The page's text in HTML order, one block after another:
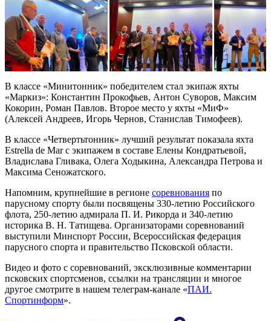
В классе «Минитонник» победителем стал экипаж яхты
«Маркиз»: Константин Прокофьев, Антон Суворов, Максим
Кокорин, Роман Павлов. Второе место у яхты «МиФ»
(Алексей Андреев, Игорь Чернов, Станислав Тимофеев).
В классе «Четвертьтонник» лучший результат показала яхта
Estrella de Mar с экипажем в составе Елены Кондратьевой,
Владислава Гливака, Олега Ходыкина, Александра Петрова и
Максима Сеножатского.
Напомним, крупнейшие в регионе соревнования по
парусному спорту были посвящены 330-летию Российского
флота, 250-летию адмирала П. И. Рикорда и 340-летию
историка В. Н. Татищева. Организаторами соревнований
выступили Минспорт России, Всероссийская федерация
парусного спорта и правительство Псковской области.
Видео и фото с соревнований, эксклюзивные комментарии
псковских спортсменов, ссылки на трансляции и многое
другое смотрите в нашем телеграм-канале «ПАИ.
Спортинформ».